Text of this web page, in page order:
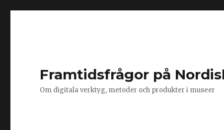
Framtidsfrågor på
Om digitala verktyg, metoder och produkter i museer